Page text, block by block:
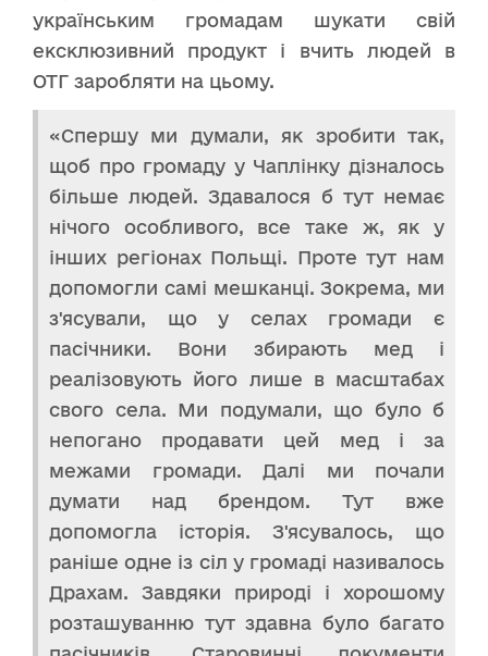
українським громадам шукати свій
ексклюзивний продукт і вчить людей в
ОТГ заробляти на цьому.
«Спершу ми думали, як зробити так,
щоб про громаду у Чаплінку дізналось
більше людей. Здавалося б тут немає
нічого особливого, все таке ж, як у
інших регіонах Польщі. Проте тут нам
допомогли самі мешканці. Зокрема, ми
з'ясували, що у селах громади є
пасічники. Вони збирають мед і
реалізовують його лише в масштабах
свого села. Ми подумали, що було б
непогано продавати цей мед і за
межами громади. Далі ми почали
думати над брендом. Тут вже
допомогла історія. З'ясувалось, що
раніше одне із сіл у громаді називалось
Драхам. Завдяки природі і хорошому
розташуванню тут здавна було багато